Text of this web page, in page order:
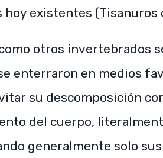
hoy existentes (Tisanuros
otros invertebrados
enterraron en medios
su descomposición
del cuerpo,
generalmente solo